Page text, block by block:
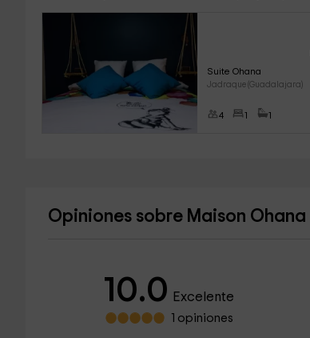
Suite Ohana
Jadraque (Guadalajara)
4 1 1
Opiniones sobre Maison Ohana
10.0 Excelente
1 opiniones